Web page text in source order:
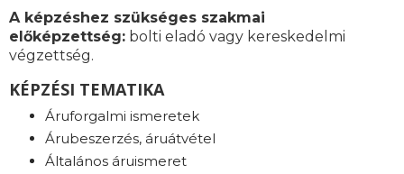
A képzéshez szükséges szakmai
előképzettség: bolti eladó vagy kereskedelmi
végzettség.
KÉPZÉSI TEMATIKA
Áruforgalmi ismeretek
Árubeszerzés, áruátvétel
Általános áruismeret